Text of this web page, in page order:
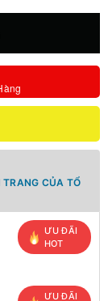
TRANG CỦA TỔ
ƯU ĐÃI
HOT
ƯU ĐÃI